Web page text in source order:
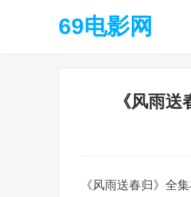
69电影网
《风雨
《风雨送春归》全